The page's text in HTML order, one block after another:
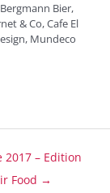
Bier,
& Co, Cafe El
Mundeco
2017 – Edition
Food →